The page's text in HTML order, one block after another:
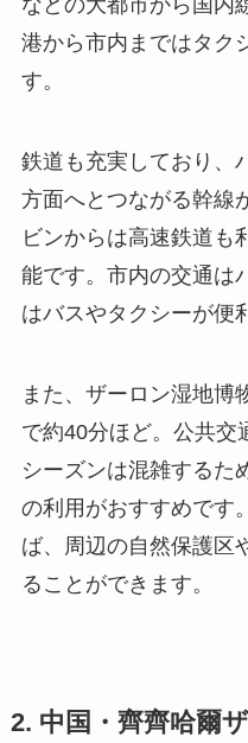
などの大都市から国内
港から市内まではタク
す。
鉄道も充実しており、
方面へとつながる幹線
ビンからは高速鉄道も
能です。市内の交通は
はバスやタクシーが便
また、ザーロン湿地博
で約40分ほど。公共交
シーズンは混雑するた
の利用がおすすめです
ば、周辺の自然保護区
ることができます。
2. 中国・齊齊哈爾